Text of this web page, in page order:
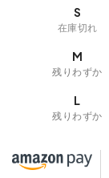
S
在庫切れ
M
残りわずか
L
残りわずか